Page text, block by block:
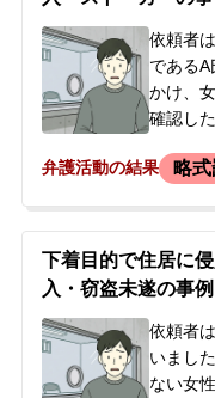
てご相
見に向
になり
依頼者
である
かけ、
確認し
宅を訪
から防
を認め
早急な
に相談
弁護活動の結果 略式
下着目的で住居に
入・窃盗未遂の事例
依頼者
いまし
ない女